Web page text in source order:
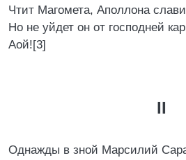
Чтит Магомета, Аполлона
Но не уйдет он от господней
Аой![3]
II
Однажды в зной Марсилий